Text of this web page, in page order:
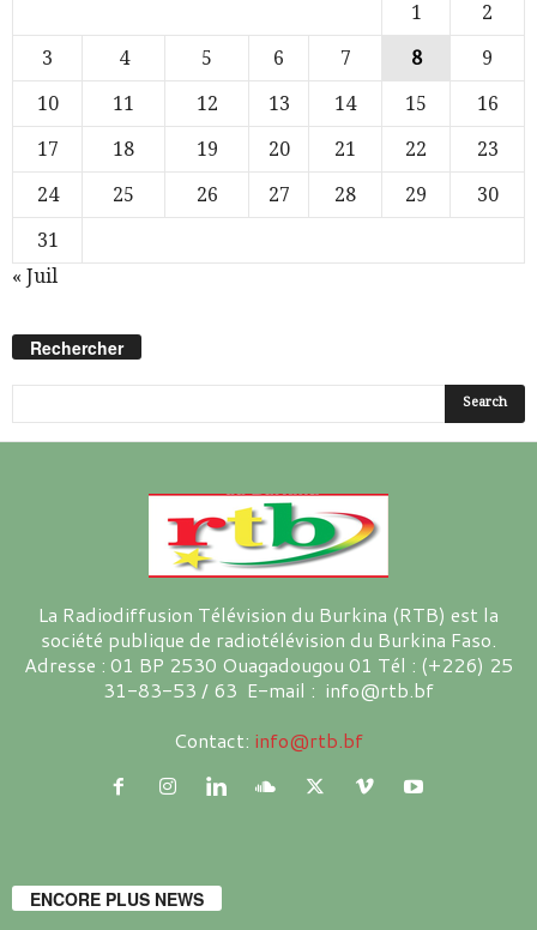
1
2
3
4 5 6 7 8
9
10
11 12 13 14 15
16
17
18 19 20 21 22
23
24
25 26 27 28 29
30
31
« Juil
Rechercher
La Radiodiffusion Télévision du Burkina (RTB) est la
société publique de radiotélévision du Burkina Faso.
Adresse : 01 BP 2530 Ouagadougou 01 Tél : (+226) 25
31-83-53 / 63 E-mail : info@rtb.bf
Contact: info@rtb.bf
ENCORE PLUS NEWS